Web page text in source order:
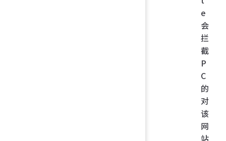
e
会
拦
截
P
C
的
对
该
网
站